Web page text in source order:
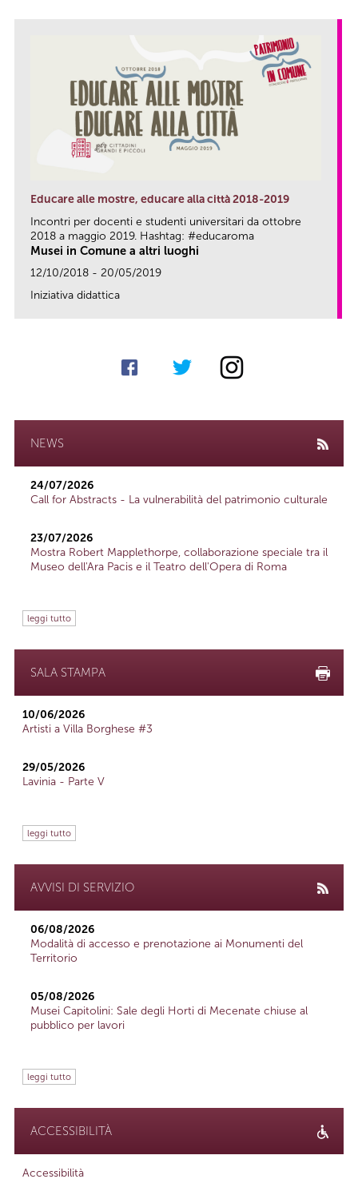
Educare alle mostre, educare alla città 2018-2019
Incontri per docenti e studenti universitari da ottobre
2018 a maggio 2019. Hashtag: #educaroma
Musei in Comune a altri luoghi
12/10/2018 - 20/05/2019
Iniziativa didattica
NEWS
24/07/2026
Call for Abstracts - La vulnerabilità del patrimonio culturale
23/07/2026
Mostra Robert Mapplethorpe, collaborazione speciale tra il
Museo dell'Ara Pacis e il Teatro dell'Opera di Roma
leggi tutto
SALA STAMPA
10/06/2026
Artisti a Villa Borghese #3
29/05/2026
Lavinia - Parte V
leggi tutto
AVVISI DI SERVIZIO
06/08/2026
Modalità di accesso e prenotazione ai Monumenti del
Territorio
05/08/2026
Musei Capitolini: Sale degli Horti di Mecenate chiuse al
pubblico per lavori
leggi tutto
ACCESSIBILITÀ
Accessibilità